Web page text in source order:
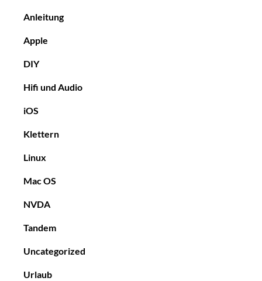
Anleitung
Apple
DIY
Hifi und Audio
iOS
Klettern
Linux
Mac OS
NVDA
Tandem
Uncategorized
Urlaub